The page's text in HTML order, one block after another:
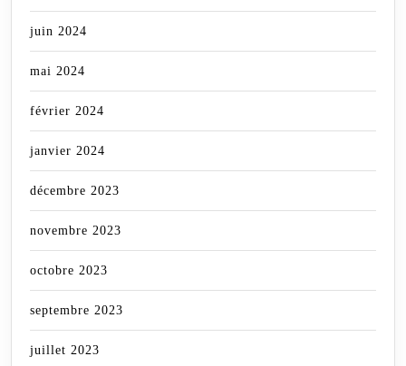
juin 2024
mai 2024
février 2024
janvier 2024
décembre 2023
novembre 2023
octobre 2023
septembre 2023
juillet 2023